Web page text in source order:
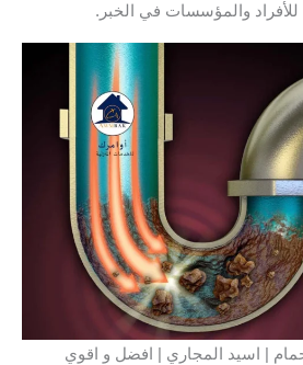
للأفراد والمؤسسات في الخبر.
| اسيد المجاري | افضل و اقوي